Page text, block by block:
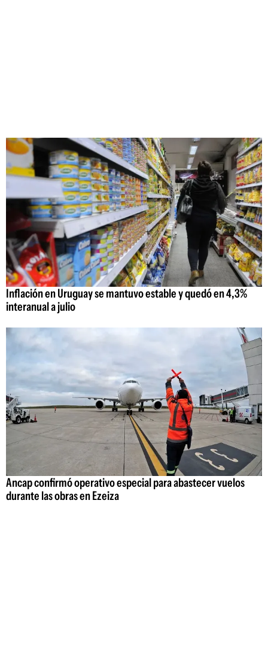
Inflación en Uruguay se mantuvo estable y quedó en 4,3%
interanual a julio
Ancap confirmó operativo especial para abastecer vuelos
durante las obras en Ezeiza